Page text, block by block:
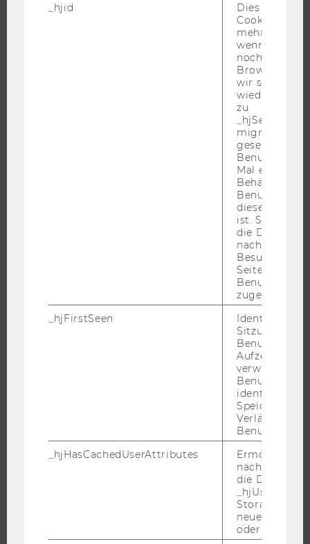
CAMPUS
WELCOME SERVICES
_hjid
Dies ist ein
Cookie, das
mehr setzen,
wenn ein
noch in
Browser hat,
wir seinen
zu
migrieren.
gesetzt,
Benutzer
Mal eine
Behält die
Benutzer-ID
diese Seite
ist. Stellt
die Daten von
Besuchen
Seite
Benutzer-ID
zugeordnet
_hjFirstSeen
Identifiziert
Sitzung eines
Benutzers.
verwendet,
identifizieren.
Verlängert
_hjHasCachedUserAttributes
Ermöglicht
die Daten in
Storage auf
neuesten
oder nicht.